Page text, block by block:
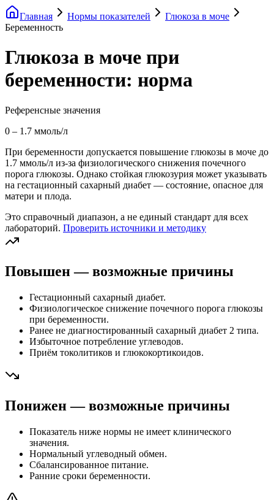
Главная Нормы показателей
Глюкоза в моче
Беременность
Глюкоза в моче при
беременности: норма
Референсные значения
0 – 1.7 ммоль/л
При беременности допускается повышение глюкозы в моче до
1.7 ммоль/л из-за физиологического снижения почечного
порога глюкозы. Однако стойкая глюкозурия может указывать
на гестационный сахарный диабет — состояние, опасное для
матери и плода.
Это справочный диапазон, а не единый стандарт для всех
лабораторий. Проверить источники и методику
Повышен — возможные причины
Гестационный сахарный диабет.
Физиологическое снижение почечного порога глюкозы
при беременности.
Ранее не диагностированный сахарный диабет 2 типа.
Избыточное потребление углеводов.
Приём токолитиков и глюкокортикоидов.
Понижен — возможные причины
Показатель ниже нормы не имеет клинического
значения.
Нормальный углеводный обмен.
Сбалансированное питание.
Ранние сроки беременности.